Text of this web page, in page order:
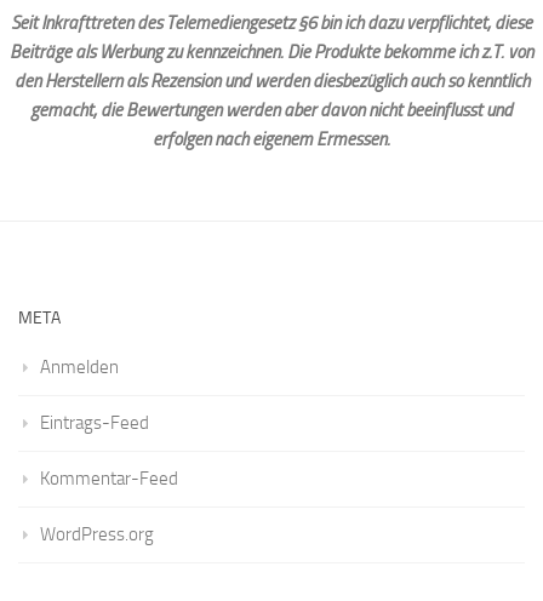
Seit Inkrafttreten des Telemediengesetz §6 bin ich dazu verpflichtet, diese
Beiträge als Werbung zu kennzeichnen. Die Produkte bekomme ich z.T. von
den Herstellern als Rezension und werden diesbezüglich auch so kenntlich
gemacht, die Bewertungen werden aber davon nicht beeinflusst und
erfolgen nach eigenem Ermessen.
META
Anmelden
Eintrags-Feed
Kommentar-Feed
WordPress.org